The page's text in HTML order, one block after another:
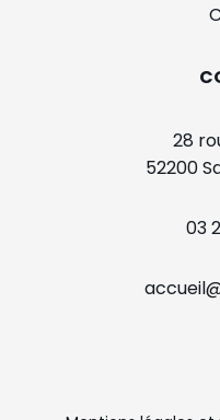
28
52200
03